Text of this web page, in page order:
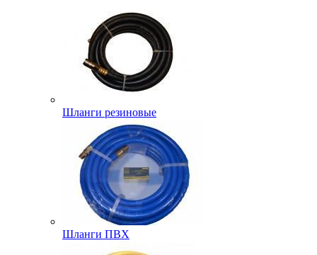
Шланги резиновые
Шланги ПВХ